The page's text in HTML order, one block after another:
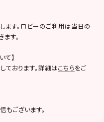
ます。ロビーのご利用は当日の
す。
て】
おります。詳細はこちらをご
もございます。